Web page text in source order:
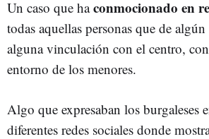
Un caso que haconmocionado en
todas aquellas personas que de
alguna vinculación con el centro,
entorno de los menores.
Algo que expresaban los burgaleses
diferentes redes sociales donde